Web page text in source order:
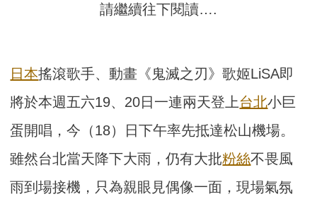
請繼續往下閱讀….
日本搖滾歌手、動畫《鬼滅之刃》歌姬LiSA即
將於本週五六19、20日一連兩天登上台北小巨
蛋開唱，今（18）日下午率先抵達松山機場。
雖然台北當天降下大雨，仍有大批粉絲不畏風
雨到場接機，只為親眼見偶像一面，現場氣氛